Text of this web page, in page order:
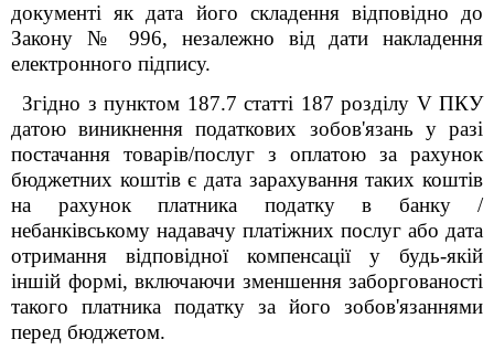
документі як дата його складення відповідно до
Закону № 996, незалежно від дати накладення
електронного підпису.
Згідно з пунктом 187.7 статті 187 розділу V ПКУ
датою виникнення податкових зобов'язань у разі
постачання товарів/послуг з оплатою за рахунок
бюджетних коштів є дата зарахування таких коштів
на рахунок платника податку в банку /
небанківському надавачу платіжних послуг або дата
отримання відповідної компенсації у будь-якій
іншій формі, включаючи зменшення заборгованості
такого платника податку за його зобов'язаннями
перед бюджетом.